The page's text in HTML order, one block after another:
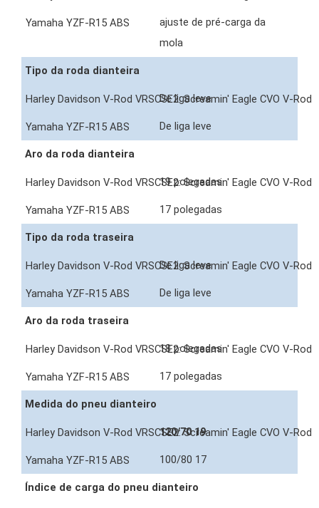
ajuste de pré-carga da
mola
Tipo da roda dianteira
De liga leve
De liga leve
Aro da roda dianteira
19 polegadas
17 polegadas
Tipo da roda traseira
De liga leve
De liga leve
Aro da roda traseira
18 polegadas
17 polegadas
Medida do pneu dianteiro
120/70 19
100/80 17
Índice de carga do pneu dianteiro